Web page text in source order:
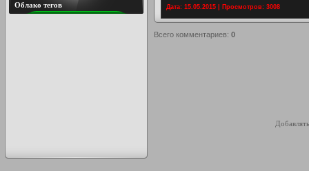
Дата: 15.05.2015 | Просмотров: 3008
Всего комментариев: 0
Облако тегов